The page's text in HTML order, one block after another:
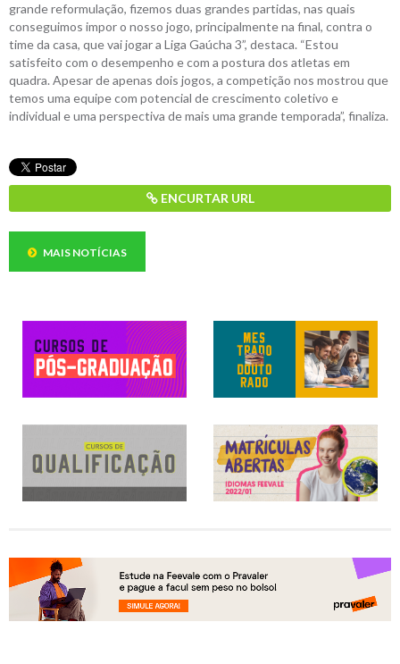
grande reformulação, fizemos duas grandes partidas, nas quais
conseguimos impor o nosso jogo, principalmente na final, contra o
time da casa, que vai jogar a Liga Gaúcha 3”, destaca. “Estou
satisfeito com o desempenho e com a postura dos atletas em
quadra. Apesar de apenas dois jogos, a competição nos mostrou que
temos uma equipe com potencial de crescimento coletivo e
individual e uma perspectiva de mais uma grande temporada”, finaliza.
ENCURTAR URL
MAIS NOTÍCIAS